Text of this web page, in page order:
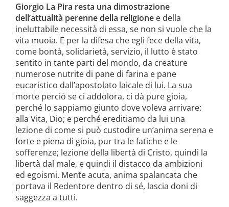
Giorgio La Pira resta una dimostra­zione
dell’attualità perenne della reli­gionee della
ineluttabile necessità di essa, se non si vuole che la
vita muoia. E per la difesa che egli fece della vita,
come bontà, solidarietà, servizio, il lutto è stato
sentito in tante parti del mondo, da creature
numerose nutrite di pane di farina e pane
eucaristico dall’apostolato laicale di lui. La sua
morte perciò se ci addolora, ci dà pure gioia,
perché lo sappiamo giunto dove voleva arrivare:
alla Vita, Dio; e perché ereditiamo da lui una
lezione di come si può custodire un’anima serena e
forte e piena di gioia, pur tra le fatiche e le
sofferenze; lezione della libertà di Cristo, quindi la
libertà dal male, e quindi il distacco da ambizioni
ed egoi­smi. Mente acuta, anima spalancata che
portava il Redentore dentro di sé, lascia ­doni di
saggezza a tutti.